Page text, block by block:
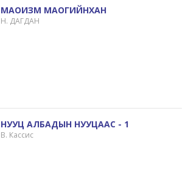
МАОИЗМ МАОГИЙНХАН
Н. ДАГДАН
НУУЦ АЛБАДЫН НУУЦААС - 1
В. Кассис